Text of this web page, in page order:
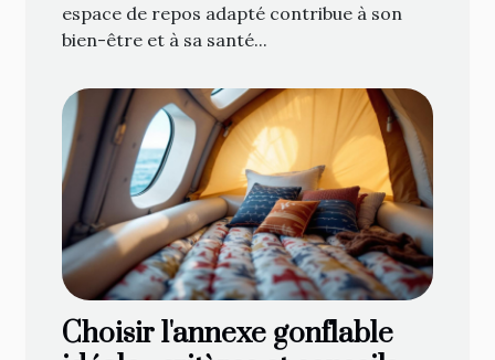
espace de repos adapté contribue à son
bien-être et à sa santé...
Choisir l'annexe gonflable